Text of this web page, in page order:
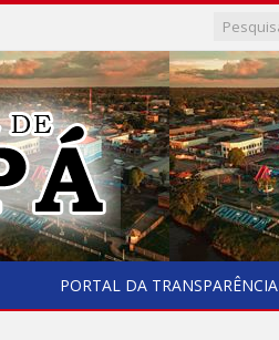
PORTAL DA TRANSPARÊNCIA